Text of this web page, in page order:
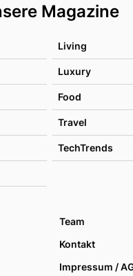
Magazine
Living
Luxury
Food
Travel
TechTrends
Team
Kontakt
Impressum /